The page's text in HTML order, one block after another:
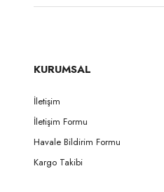
KURUMSAL
İletişim
İletişim Formu
Havale Bildirim Formu
Kargo Takibi